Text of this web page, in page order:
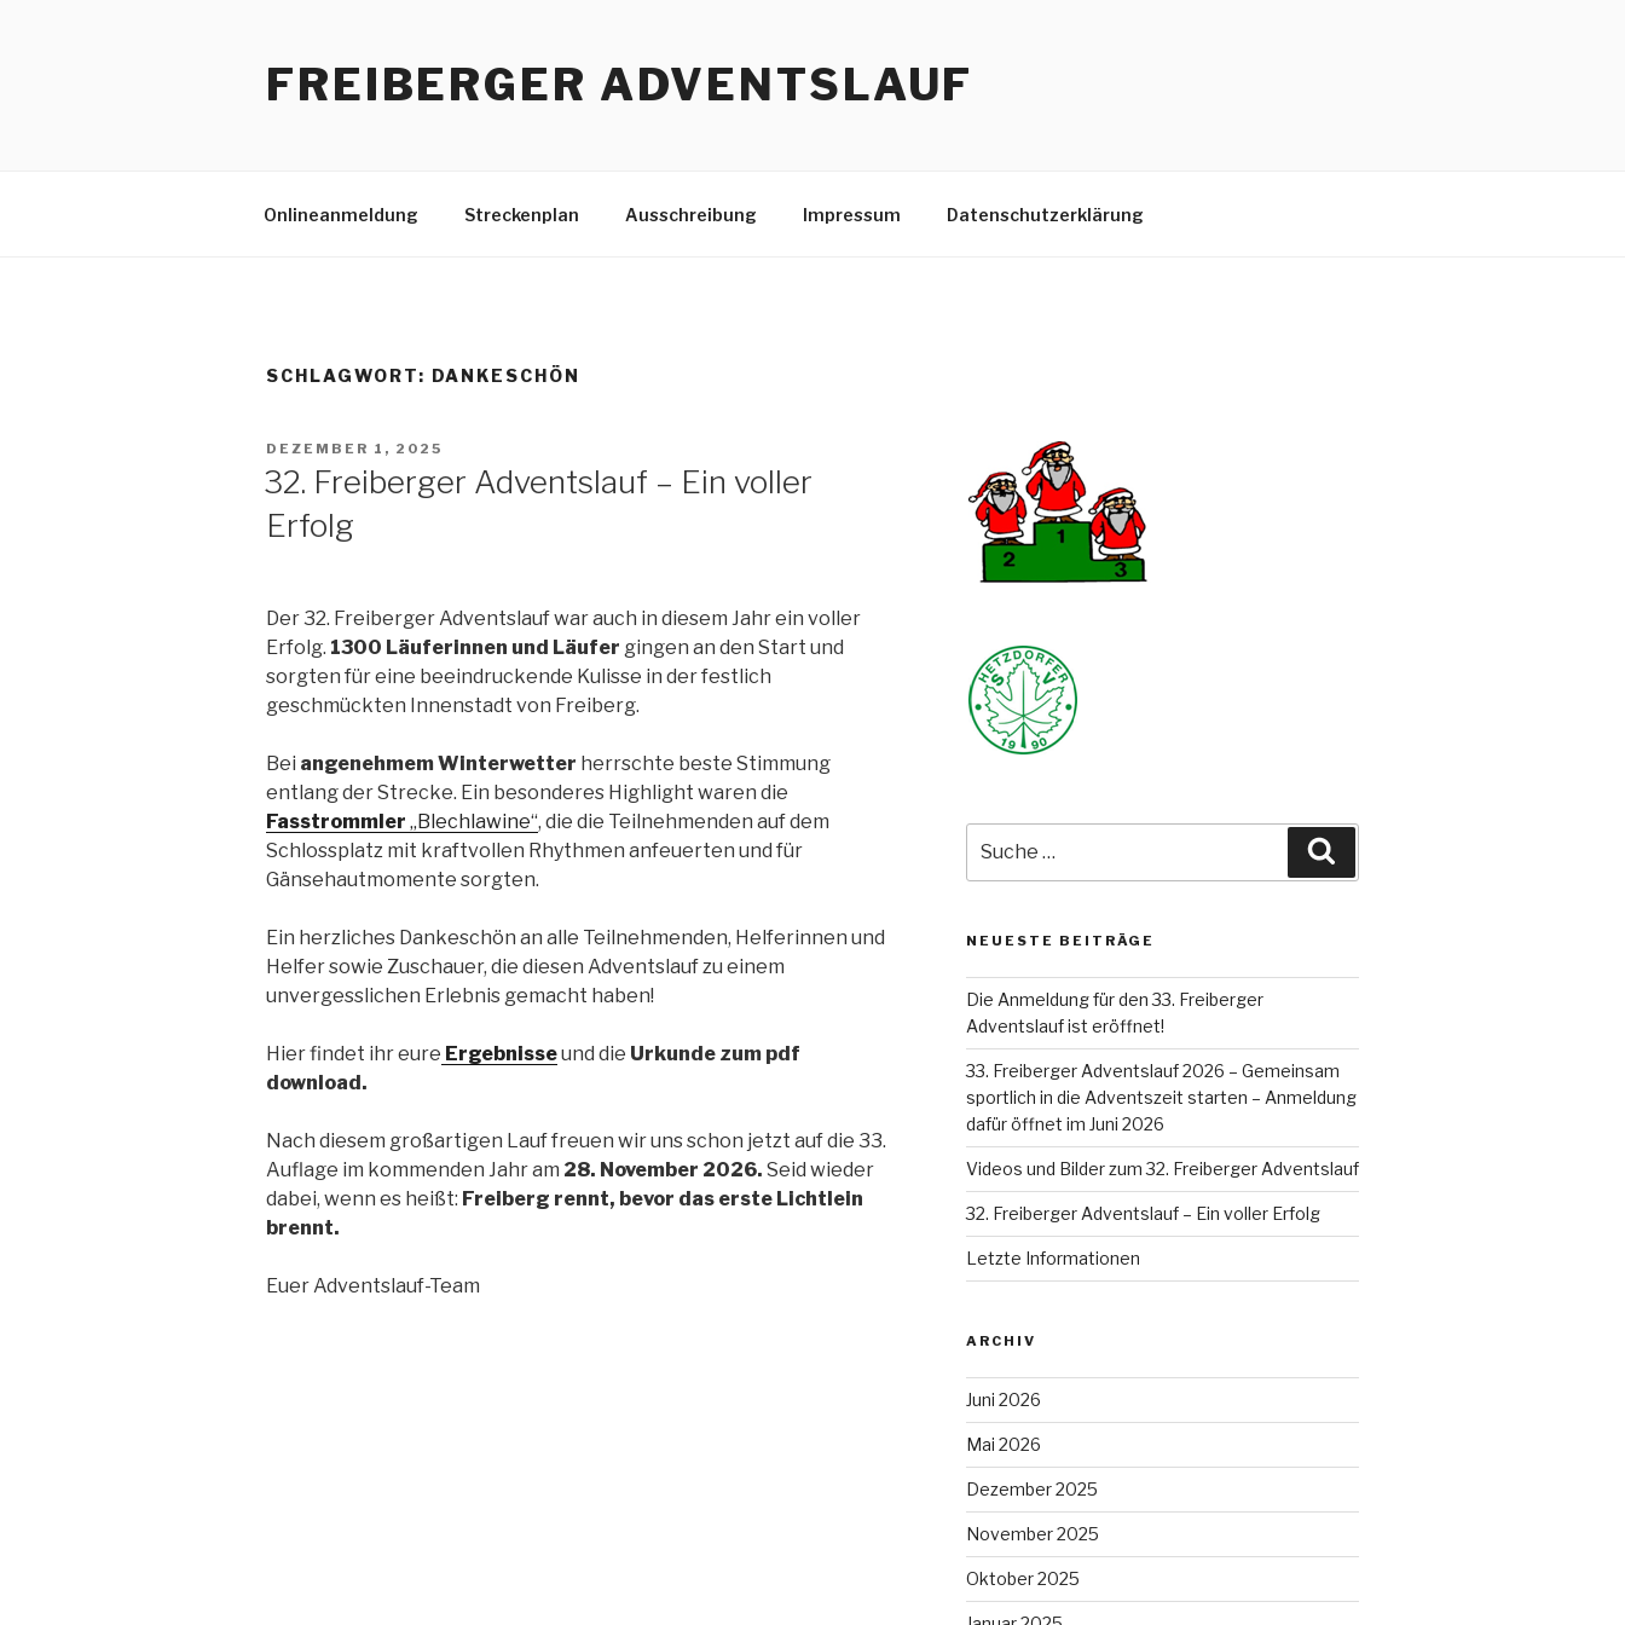
FREIBERGER ADVENTSLAUF
Onlineanmeldung Streckenplan Ausschreibung Impressum Datenschutzerklärung
SCHLAGWORT: DANKESCHÖN
VERÖFFENTLICHT
DEZEMBER 1, 2025
32. Freiberger Adventslauf – Ein voller
Erfolg
Der 32. Freiberger Adventslauf war auch in diesem Jahr ein voller
Erfolg. 1300 Läuferinnen und Läufer gingen an den Start und
sorgten für eine beeindruckende Kulisse in der festlich
geschmückten Innenstadt von Freiberg.
Bei angenehmem Winterwetter herrschte beste Stimmung
entlang der Strecke. Ein besonderes Highlight waren die
Fasstrommler „Blechlawine“, die die Teilnehmenden auf dem
Schlossplatz mit kraftvollen Rhythmen anfeuerten und für
Gänsehautmomente sorgten.
Ein herzliches Dankeschön an alle Teilnehmenden, Helferinnen und
Helfer sowie Zuschauer, die diesen Adventslauf zu einem
unvergesslichen Erlebnis gemacht haben!
Hier findet ihr eure Ergebnisseund die Urkunde zum pdf
download.
Nach diesem großartigen Lauf freuen wir uns schon jetzt auf die 33.
Auflage im kommenden Jahr am 28. November 2026. Seid wieder
dabei, wenn es heißt: Freiberg rennt, bevor das erste Lichtlein
brennt.
Euer Adventslauf-Team
nach:
NEUESTE BEITRÄGE
Die Anmeldung für den 33. Freiberger
Adventslauf ist eröffnet!
33. Freiberger Adventslauf 2026 – Gemeinsam
sportlich in die Adventszeit starten – Anmeldung
dafür öffnet im Juni 2026
Videos und Bilder zum 32. Freiberger Adventslauf
32. Freiberger Adventslauf – Ein voller Erfolg
Letzte Informationen
ARCHIV
Juni 2026
Mai 2026
Dezember 2025
November 2025
Oktober 2025